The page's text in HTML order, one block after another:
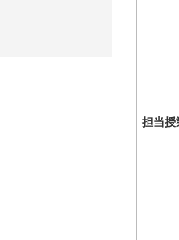
担当授